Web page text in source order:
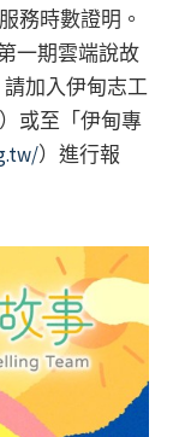
務時數證明。
一期雲端說故
請加入伊甸志工
或至「伊甸專
）進行報